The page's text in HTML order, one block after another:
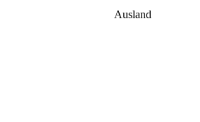
Ausland